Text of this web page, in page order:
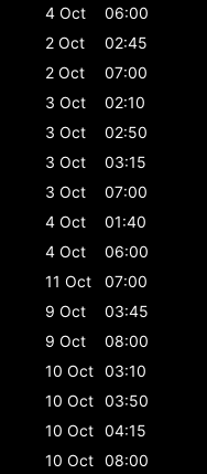
4 Oct
06:00
2 Oct
02:45
2 Oct
07:00
3 Oct
02:10
3 Oct
02:50
3 Oct
03:15
3 Oct
07:00
4 Oct
01:40
4 Oct
06:00
11 Oct
07:00
9 Oct
03:45
9 Oct
08:00
10 Oct 03:10
10 Oct 03:50
10 Oct 04:15
10 Oct 08:00